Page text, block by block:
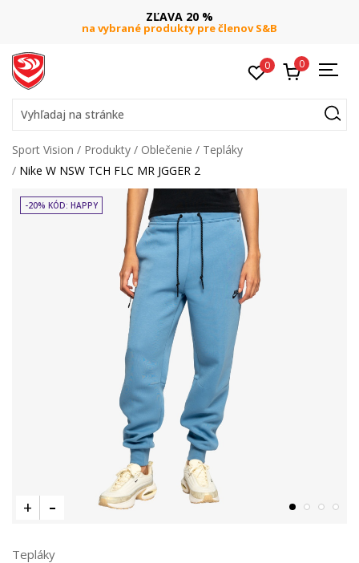
ZĽAVA 20 %
na vybrané produkty pre členov S&B
0 0
Vyhľadaj na stránke
Sport Vision Produkty Oblečenie
Tepláky
Nike W NSW TCH FLC MR JGGER 2
-20% KÓD: HAPPY
Tepláky